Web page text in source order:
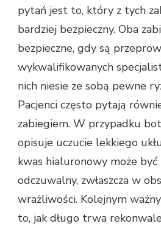
pytań jest to, który z tych
bardziej bezpieczny. Oba
bezpieczne, gdy są
wykwalifikowanych
nich niesie ze sobą pewne
Pacjenci często pytają
zabiegiem. W przypadku
opisuje uczucie lekkiego
kwas hialuronowy może być
odczuwalny, zwłaszcza w
wrażliwości. Kolejnym
to, jak długo trwa